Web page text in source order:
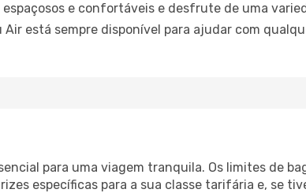
espaçosos e confortáveis e desfrute de uma
Air está sempre disponível para ajudar com
para uma viagem tranquila. Os limites de
específicas para a sua classe tarifária e, se